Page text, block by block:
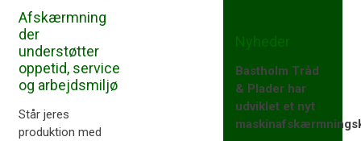
Afskærmning
der
understøtter
oppetid, service
og arbejdsmiljø
Står jeres
produktion med
Nyheder
Bastholm Tråd
& Plader har
udviklet et nyt